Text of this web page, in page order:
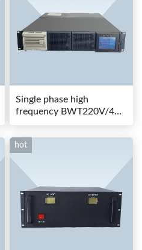
Single phase high
frequency BWT220V/48-
80AS switching power
hot